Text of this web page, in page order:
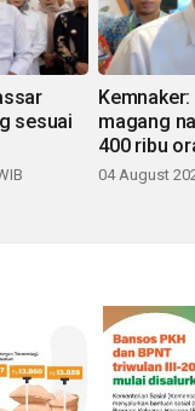
sesuai
magang
400 ribu
04 August